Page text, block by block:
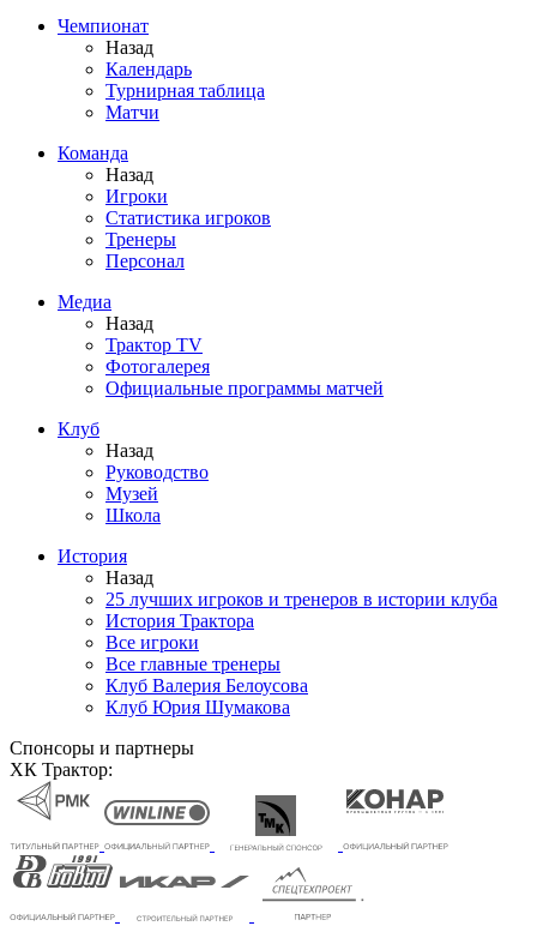
Чемпионат
Назад
Календарь
Турнирная таблица
Матчи
Команда
Назад
Игроки
Статистика игроков
Тренеры
Персонал
Медиа
Назад
Трактор TV
Фотогалерея
Официальные программы матчей
Клуб
Назад
Руководство
Музей
Школа
История
Назад
25 лучших игроков и тренеров в истории клуба
История Трактора
Все игроки
Все главные тренеры
Клуб Валерия Белоусова
Клуб Юрия Шумакова
Спонсоры и партнеры
ХК Трактор: